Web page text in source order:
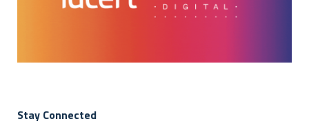
Stay Connected